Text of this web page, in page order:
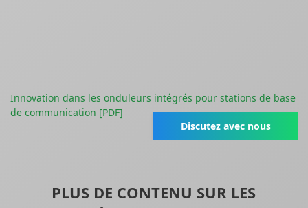
Innovation dans les onduleurs intégrés pour stations de base
de communication [PDF]
Discutez avec nous
PLUS DE CONTENU SUR LES